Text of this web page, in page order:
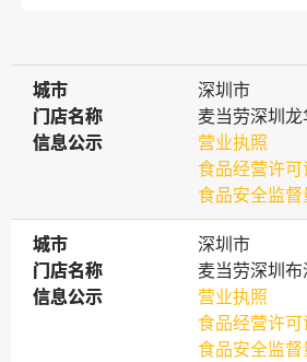
城市
城市
深圳市
门店名称
门店名称
麦当劳深圳
信息公示
信息公示
营业执照
食品经营许可
食品安全监
城市
城市
深圳市
门店名称
门店名称
麦当劳深圳
信息公示
信息公示
营业执照
食品经营许可
食品安全监